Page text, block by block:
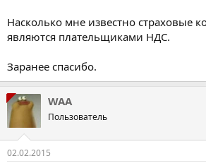
Насколько мне известно страховые
являются плательщиками НДС.
Заранее спасибо.
WAA
Пользователь
02.02.2015